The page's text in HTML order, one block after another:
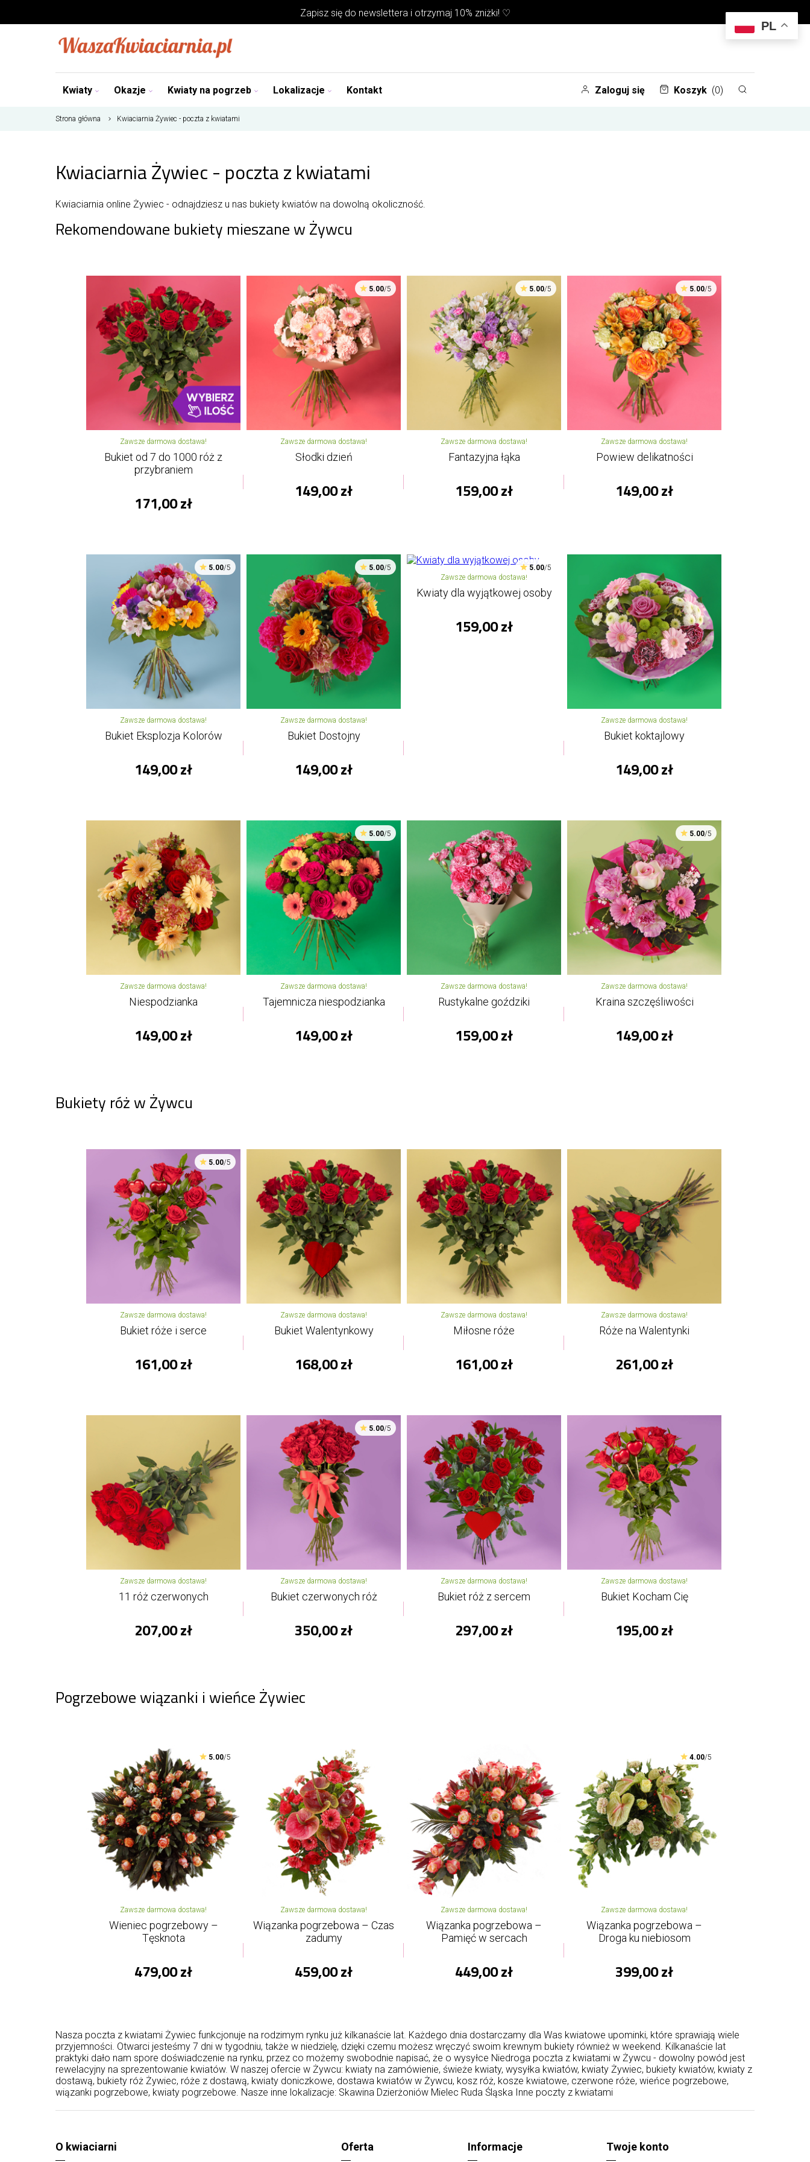
Zapisz się do newsletterai otrzymaj 10% zniżki! ♡
Kwiaty Okazje Kwiaty na pogrzeb Lokalizacje Kontakt Zaloguj się Koszyk (0)
Strona główna Kwiaciarnia Żywiec - poczta z kwiatami
Kwiaciarnia Żywiec - poczta z kwiatami
Kwiaciarnia online Żywiec - odnajdziesz u nas bukiety kwiatów na dowolną okoliczność.
Rekomendowane bukiety mieszane w Żywcu
Zawsze darmowa dostawa!
Bukiet od 7 do 1000 róż z
przybraniem
171,00 zł
5.00/5
Zawsze darmowa dostawa!
Słodki dzień
149,00 zł
5.00/5
Zawsze darmowa dostawa!
Fantazyjna łąka
159,00 zł
5.00/5
Zawsze darmowa dostawa!
Powiew delikatności
149,00 zł
5.00/5
Zawsze darmowa dostawa!
Bukiet Eksplozja Kolorów
149,00 zł
5.00/5
Zawsze darmowa dostawa!
Bukiet Dostojny
149,00 zł
5.00/5
Zawsze darmowa dostawa!
Kwiaty dla wyjątkowej osoby
159,00 zł
Zawsze darmowa dostawa!
Bukiet koktajlowy
149,00 zł
Zawsze darmowa dostawa!
Niespodzianka
149,00 zł
5.00/5
Zawsze darmowa dostawa!
Tajemnicza niespodzianka
149,00 zł
Zawsze darmowa dostawa!
Rustykalne goździki
159,00 zł
5.00/5
Zawsze darmowa dostawa!
Kraina szczęśliwości
149,00 zł
Bukiety róż w Żywcu
5.00/5
Zawsze darmowa dostawa!
Bukiet róże i serce
161,00 zł
Zawsze darmowa dostawa!
Bukiet Walentynkowy
168,00 zł
Zawsze darmowa dostawa!
Miłosne róże
161,00 zł
Zawsze darmowa dostawa!
Róże na Walentynki
261,00 zł
Zawsze darmowa dostawa!
11 róż czerwonych
207,00 zł
5.00/5
Zawsze darmowa dostawa!
Bukiet czerwonych róż
350,00 zł
Zawsze darmowa dostawa!
Bukiet róż z sercem
297,00 zł
Zawsze darmowa dostawa!
Bukiet Kocham Cię
195,00 zł
Pogrzebowe wiązanki i wieńce Żywiec
5.00/5
Zawsze darmowa dostawa!
Wieniec pogrzebowy –
Tęsknota
479,00 zł
Zawsze darmowa dostawa!
Wiązanka pogrzebowa – Czas
zadumy
459,00 zł
Zawsze darmowa dostawa!
Wiązanka pogrzebowa –
Pamięć w sercach
449,00 zł
4.00/5
Zawsze darmowa dostawa!
Wiązanka pogrzebowa –
Droga ku niebiosom
399,00 zł
Nasza poczta z kwiatami Żywiec funkcjonuje na rodzimym rynku już kilkanaście lat. Każdego dnia dostarczamy dla Was kwiatowe upominki, które sprawiają wiele
przyjemności. Otwarci jesteśmy 7 dni w tygodniu, także w niedzielę, dzięki czemu możesz wręczyć swoim krewnym bukiety również w weekend. Kilkanaście lat
praktyki dało nam spore doświadczenie na rynku, przez co możemy swobodnie napisać, że o wysyłce Niedroga poczta z kwiatami w Żywcu - dowolny powód jest
rewelacyjny na sprezentowanie kwiatów. W naszej ofercie w Żywcu: kwiaty na zamówienie, świeże kwiaty, wysyłka kwiatów, kwiaty Żywiec, bukiety kwiatów, kwiaty z
dostawą, bukiety róż Żywiec, róże z dostawą, kwiaty doniczkowe, dostawa kwiatów w Żywcu, kosz róż, kosze kwiatowe, czerwone róże, wieńce pogrzebowe,
wiązanki pogrzebowe, kwiaty pogrzebowe. Nasze inne lokalizacje: Skawina Dzierżoniów Mielec Ruda Śląska Inne poczty z kwiatami
O kwiaciarni Oferta Informacje Twoje konto
PL